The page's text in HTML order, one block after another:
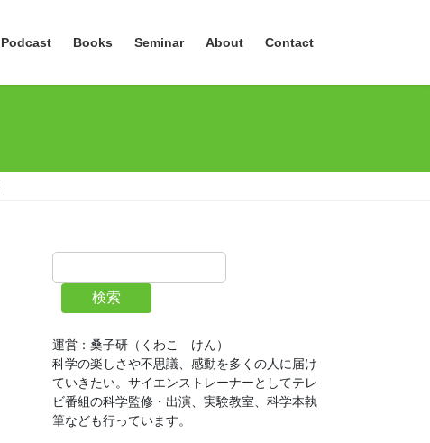
Podcast Books Seminar About Contact
検索
運営：桑子研（くわこ　けん）
科学の楽しさや不思議、感動を多くの人に届け
ていきたい。サイエンストレーナーとしてテレ
ビ番組の科学監修・出演、実験教室、科学本執
筆なども行っています。